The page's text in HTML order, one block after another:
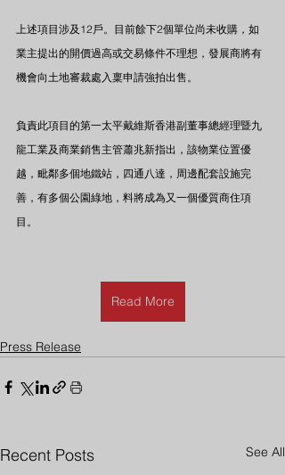
上述項目涉及12戶。目前餘下2個單位尚未收購，如
業主提出的開價過高或交易條件不理想，發展商將有
機會向土地審裁處入稟申請強拍出售。
負責此項目的第一太平戴維斯香港副董事總經理暨九
龍工業及商業銷售主管蕭兆新指出，該物業位置優
越，毗鄰多個地鐵站，四通八達，周邊配套設施完
善，有多個公園綠地，料將成為又一個優質商住項
目。
Read More
Press Release
Recent Posts See All